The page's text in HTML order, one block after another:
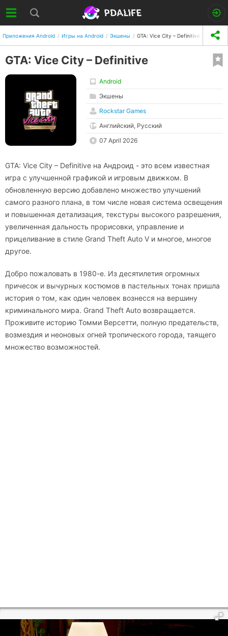
Приложения Android Игры на Android Экшены GTA: Vice City – Definitive
GTA: Vice City – Definitive
Android
Экшены
Rockstar Games
Английский, Русский
07 April 2026
GTA: Vice City – Definitive на Андроид - это всем известная
игра с улучшенной графикой и игровым движком. В
обновленную версию добавлено множество улучшений
самого разного плана, в том числе новая система освещения
и повышенная детализация, текстуры высокого разрешения,
увеличенная дальность прорисовки, управление и
прицеливание в стиле Grand Theft Auto V и многое, многое
другое.
Добро пожаловать в 1980-е. Из десятилетия огромных
причесок и вычурных костюмов в пастельных тонах пришла
история о том, как один человек вознесся на вершину
криминального мира. Grand Theft Auto возвращается.
Проживите историю Томми Версетти, полную предательств,
возмездия и неоновых огней тропического города, таящего
множество возможностей.